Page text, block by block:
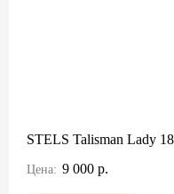
STELS Talisman Lady
Цена: 9 000 р.